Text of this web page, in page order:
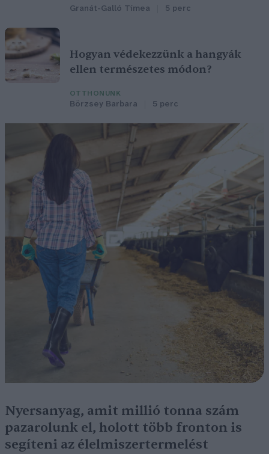
Granát-Galló Tímea 5 perc
Hogyan védekezzünk a hangyák
ellen természetes módon?
OTTHONUNK
Börzsey Barbara 5 perc
Nyersanyag, amit millió tonna szám
pazarolunk el, holott több fronton is
segíteni az élelmiszertermelést